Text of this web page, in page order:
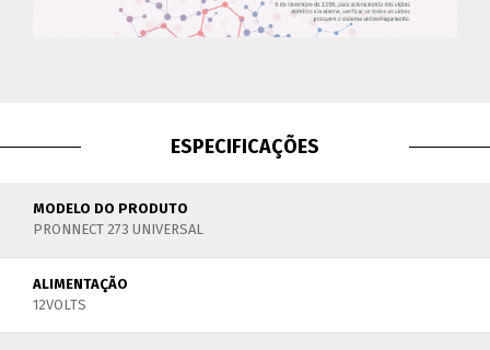
ESPECIFICAÇÕES
MODELO DO PRODUTO
PRONNECT 273 UNIVERSAL
ALIMENTAÇÃO
12VOLTS